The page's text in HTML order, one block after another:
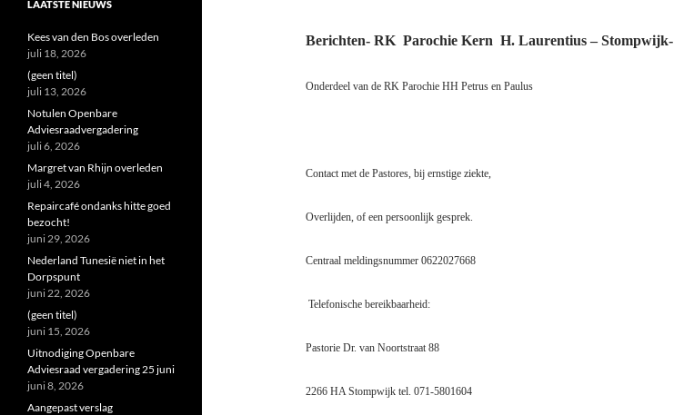
Berichten- RK Parochie Kern H. Laurentius – Stompwijk-
Onderdeel van de RK Parochie HH Petrus en Paulus
Contact met de Pastores, bij ernstige ziekte,
Overlijden, of een persoonlijk gesprek.
Centraal meldingsnummer 0622027668
Telefonische bereikbaarheid:
Pastorie Dr. van Noortstraat 88
2266 HA Stompwijk tel. 071-5801604
LAATSTE NIEUWS
Kees van den Bos overleden
juli 18, 2026
(geen titel)
juli 13, 2026
Notulen Openbare
Adviesraadvergadering
juli 6, 2026
Margret van Rhijn overleden
juli 4, 2026
Repaircafé ondanks hitte goed
bezocht!
juni 29, 2026
Nederland Tunesië niet in het
Dorpspunt
juni 22, 2026
(geen titel)
juni 15, 2026
Uitnodiging Openbare
Adviesraad vergadering 25 juni
juni 8, 2026
Aangepast verslag